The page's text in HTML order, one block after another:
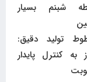
شبنم بسیار
تولید دقیق:
به کنترل پایدار